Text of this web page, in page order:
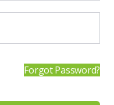
Forgot Password?